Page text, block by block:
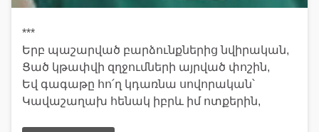
***
Երբ պաշարված բարձունքներից նվիրական,
Ցած կթափվի զղջումների այրված փոշին,
Եվ գագաթը հո՛ղ կդառնա սովորական՝
Կավաշաղախ հենակ իբրև իմ ոտքերին,